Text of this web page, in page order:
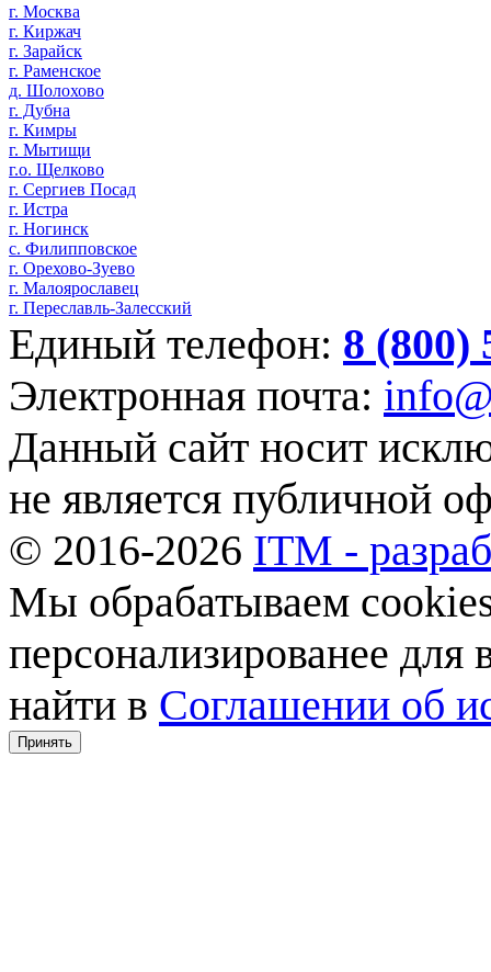
г. Москва
г. Киржач
г. Зарайск
г. Раменское
д. Шолохово
г. Дубна
г. Кимры
г. Мытищи
г.о. Щелково
г. Сергиев Посад
г. Истра
г. Ногинск
с. Филипповское
г. Орехово-Зуево
г. Малоярославец
г. Переславль-Залесский
Единый телефон: 8 (800)
Электронная почта:
Данный сайт носит
не является публичной
© 2016-2026 ITM -
Мы обрабатываем
персонализированее
найти в Соглашении об
Принять